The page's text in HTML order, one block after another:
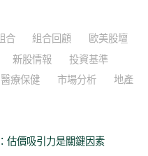
合 組合回顧
歐美股壇
新股情報
投資基準
醫療保健 市場分析
地產
估價吸引力是關鍵因素